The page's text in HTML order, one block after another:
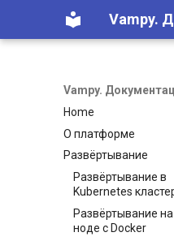
Vampy.
Vampy.
Home
О платформе
Краткий обзор
С чего начать
Развёртывание
Развёртывание в
Kubernetes
Архитектура и
Требования и
Развёртывание
ноде с Docker